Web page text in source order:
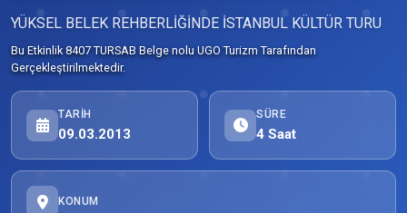
YÜKSEL BELEK REHBERLİĞİNDE İSTANBUL KÜLTÜR TURU
Bu Etkinlik 8407 TURSAB Belge nolu UGO Turizm Tarafından
Gerçekleştirilmektedir.
TARIH
09.03.2013
SÜRE
4 Saat
KONUM